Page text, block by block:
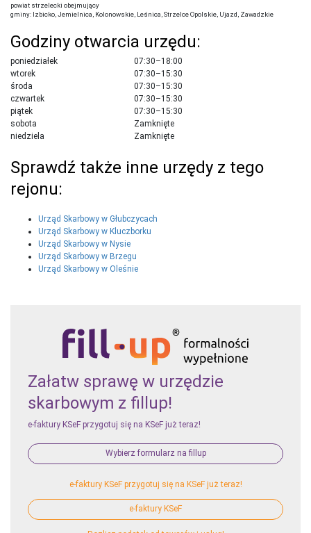
powiat strzelecki obejmujący
gminy: Izbicko, Jemielnica, Kolonowskie, Leśnica, Strzelce Opolskie, Ujazd, Zawadzkie
Godziny otwarcia urzędu:
poniedziałek
07:30–18:00
wtorek
07:30–15:30
środa
07:30–15:30
czwartek
07:30–15:30
piątek
07:30–15:30
sobota
Zamknięte
niedziela
Zamknięte
Sprawdź także inne urzędy z tego
rejonu:
Urząd Skarbowy w Głubczycach
Urząd Skarbowy w Kluczborku
Urząd Skarbowy w Nysie
Urząd Skarbowy w Brzegu
Urząd Skarbowy w Oleśnie
Załatw sprawę w urzędzie
skarbowym z fillup!
e-faktury KSeF przygotuj się na KSeF już teraz!
Wybierz formularz na fillup
e-faktury KSeF przygotuj się na KSeF już teraz!
e-faktury KSeF